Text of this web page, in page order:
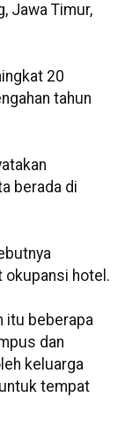
Jawa Timur,
20
tahun
berada di
okupansi hotel.
itu beberapa
dan
keluarga
tempat